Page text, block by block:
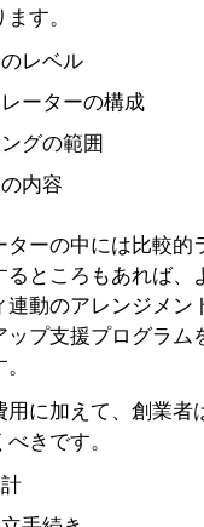
す。
レベル
ーターの構成
グの範囲
内容
ターの中には比較的
るところもあれば、
連動のアレンジメン
ップ支援プログラム
用に加えて、創業者
きです。